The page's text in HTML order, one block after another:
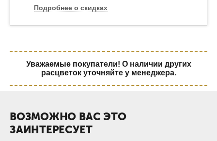
Подробнее о скидках
Уважаемые покупатели! О наличии других
расцветок уточняйте у менеджера.
ВОЗМОЖНО ВАС ЭТО
ЗАИНТЕРЕСУЕТ